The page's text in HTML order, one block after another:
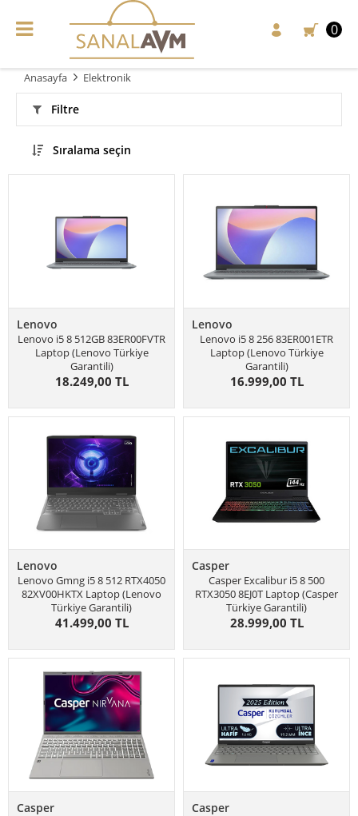
0
Anasayfa Elektronik
Filtre
Sıralama seçin
Lenovo
Lenovo i5 8 512GB 83ER00FVTR
Laptop (Lenovo Türkiye
Garantili)
18.249,00 TL
Lenovo
Lenovo i5 8 256 83ER001ETR
Laptop (Lenovo Türkiye
Garantili)
16.999,00 TL
Lenovo
Lenovo Gmng i5 8 512 RTX4050
82XV00HKTX Laptop (Lenovo
Türkiye Garantili)
41.499,00 TL
Casper
Casper Excalibur i5 8 500
RTX3050 8EJ0T Laptop (Casper
Türkiye Garantili)
28.999,00 TL
Casper Casper